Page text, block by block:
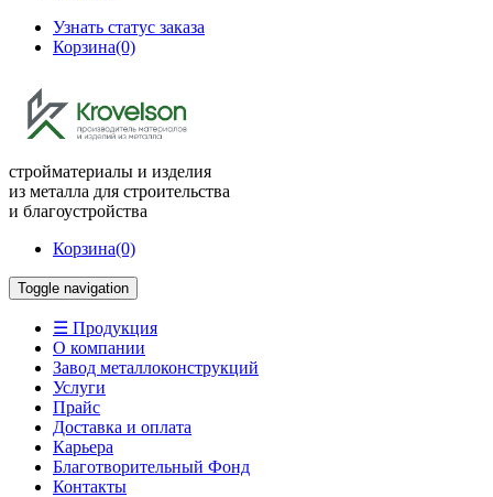
Узнать статус заказа
Корзина(0)
стройматериалы и изделия
из металла для строительства
и благоустройства
Корзина(0)
Toggle navigation
☰ Продукция
О компании
Завод металлоконструкций
Услуги
Прайс
Доставка и оплата
Карьера
Благотворительный Фонд
Контакты